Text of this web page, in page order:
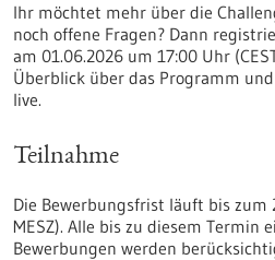
Ihr möchtet mehr über die
noch offene Fragen? Dann
am 01.06.2026 um 17:00 Uhr
Überblick über das Programm
live.
Teilnahme
Die Bewerbungsfrist läuft bis zum
MESZ). Alle bis zu diesem Termin
Bewerbungen werden